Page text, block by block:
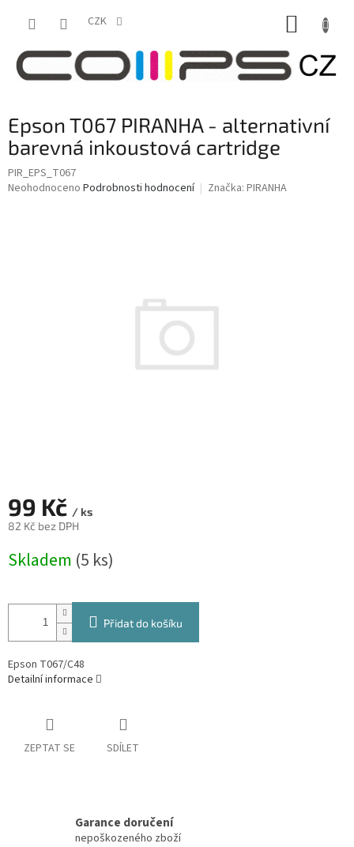
CZK
Epson T067 PIRANHA - alternativní
barevná inkoustová cartridge
PIR_EPS_T067
Průměrné
Neohodnoceno Podrobnosti hodnocení Značka: PIRANHA
99 Kč / ks
82 Kč bez DPH
cena:
Skladem (5 ks)
Přidat do košíku
Epson T067/C48
Detailní informace
ZEPTAT SE SDÍLET
Garance doručení
nepoškozeného zboží